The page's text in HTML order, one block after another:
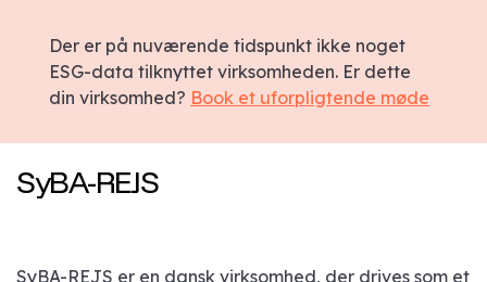
Der er på nuværende tidspunkt ikke noget
ESG-data tilknyttet virksomheden. Er dette
din virksomhed? Book et uforpligtende møde
SyBA-REJS
SyBA-REJS er en dansk virksomhed, der drives som et